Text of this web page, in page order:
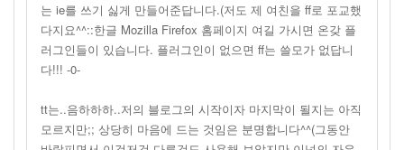
는 ie를 쓰기 싫게 만들어준답니다.(저도 제 여친을 ff로 포교했
다지요^^::한글 Mozilla Firefox 홈페이지 여길 가시면 온갖 플
러그인들이 있습니다. 플러그인이 없으면 ff는 쓸모가 없답니
다!!! -0-
tt는..음하하하..저의 블로그의 시작이자 마지막이 될지는 아직
모르지만;; 상당히 마음에 드는 것임은 분명합니다^^(그동안